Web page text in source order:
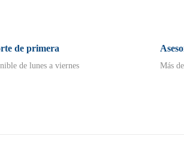
de primera
de lunes a viernes Más